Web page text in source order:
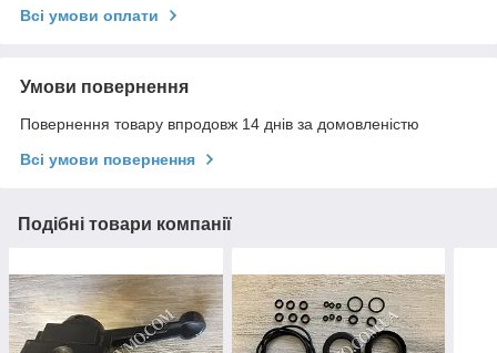
Всі умови оплати
Умови повернення
Повернення товару впродовж 14 днів за домовленістю
Всі умови повернення
Подібні товари компанії